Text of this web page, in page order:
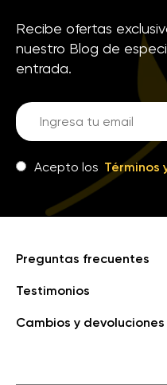
Recibe ofertas
nuestro Blog de
entrada.
Acepto los Términos
Preguntas frecuentes
Testimonios
Cambios y devoluciones